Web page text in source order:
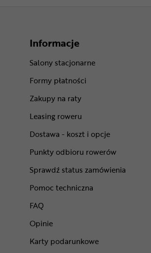
Informacje
Salony stacjonarne
Formy płatności
Zakupy na raty
Leasing roweru
Dostawa - koszt i opcje
Punkty odbioru rowerów
Sprawdź status zamówienia
Pomoc techniczna
FAQ
Opinie
Karty podarunkowe